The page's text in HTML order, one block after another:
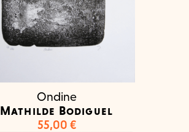
Ondine
Mathilde Bodiguel
55,00 €